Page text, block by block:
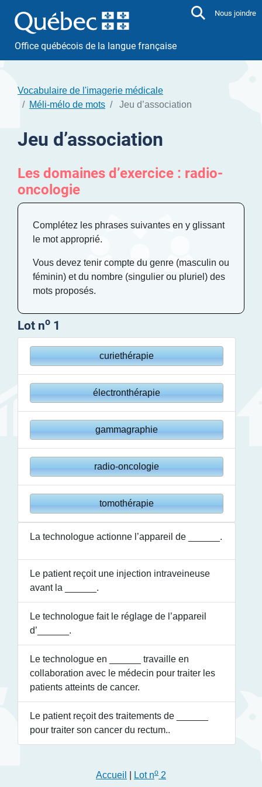
Office québécois de la langue française
Nous joindre
Vocabulaire de l'imagerie médicale
Méli-mélo de mots
Jeu d’association
Jeu d’association
Les domaines d’exercice : radio-
oncologie
Complétez les phrases suivantes en y glissant
le mot approprié.
Vous devez tenir compte du genre (masculin ou
féminin) et du nombre (singulier ou pluriel) des
mots proposés.
Lot no 1
curiethérapie
électronthérapie
gammagraphie
radio-oncologie
tomothérapie
La technologue actionne l’appareil de .
Le patient reçoit une injection intraveineuse
avant la
.
Le technologue fait le réglage de l’appareil
d’
.
Le technologue en
travaille en
collaboration avec le médecin pour traiter les
patients atteints de cancer.
Le patient reçoit des traitements de
pour traiter son cancer du rectum..
Accueil Lot no 2